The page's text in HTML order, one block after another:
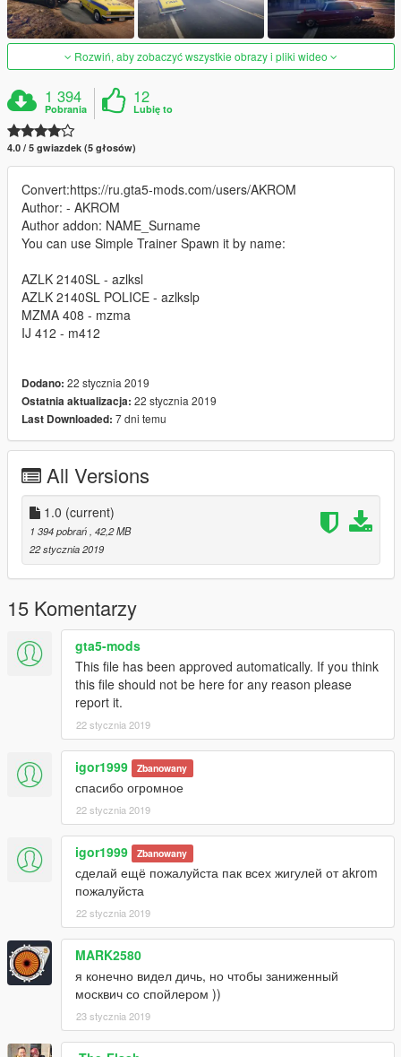
Rozwiń, aby zobaczyć wszystkie obrazy i pliki wideo
1 394
Pobrania
12
Lubię to
4.0 / 5 gwiazdek (5 głosów)
Convert:https://ru.gta5-mods.com/users/AKROM
Author: - AKROM
Author addon: NAME_Surname
You can use Simple Trainer Spawn it by name:
AZLK 2140SL - azlksl
AZLK 2140SL POLICE - azlkslp
MZMA 408 - mzma
IJ 412 - m412
Dodano: 22 stycznia 2019
Ostatnia aktualizacja: 22 stycznia 2019
Last Downloaded: 7 dni temu
All Versions
1.0 (current)
1 394 pobrań , 42,2 MB
22 stycznia 2019
15 Komentarzy
gta5-mods
This file has been approved automatically. If you think
this file should not be here for any reason please
report it.
22 stycznia 2019
igor1999 Zbanowany
спасибо огромное
22 stycznia 2019
igor1999 Zbanowany
сделай ещё пожалуйста пак всех жигулей от akrom
пожалуйста
22 stycznia 2019
MARK2580
я конечно видел дичь, но чтобы заниженный
москвич со спойлером ))
23 stycznia 2019